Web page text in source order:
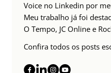
Voice no Linkedin por
Meu trabalho já foi
O Tempo, JC Online e
Confira todos os posts